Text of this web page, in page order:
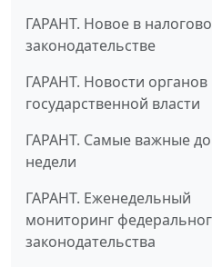
ГАРАНТ. Новое в
законодательстве
ГАРАНТ. Новости органов
государственной власти
ГАРАНТ. Самые важные
недели
ГАРАНТ. Еженедельный
мониторинг
законодательства